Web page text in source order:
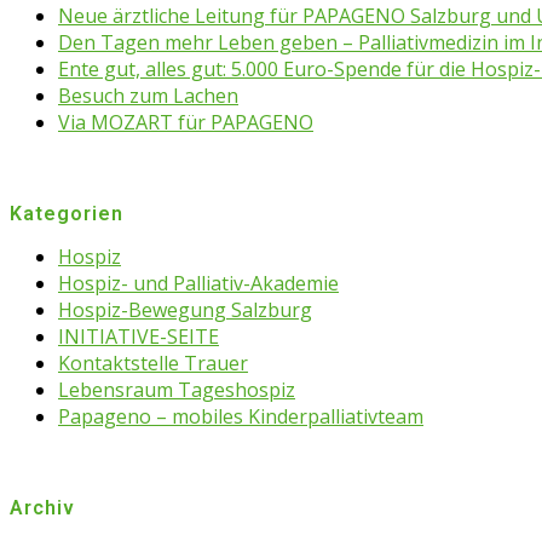
Neue ärztliche Leitung für PAPAGENO Salzburg und
Den Tagen mehr Leben geben – Palliativmedizin im
Ente gut, alles gut: 5.000 Euro-Spende für die
Besuch zum Lachen
Via MOZART für PAPAGENO
Kategorien
Hospiz
Hospiz- und Palliativ-Akademie
Hospiz-Bewegung Salzburg
INITIATIVE-SEITE
Kontaktstelle Trauer
Lebensraum Tageshospiz
Papageno – mobiles Kinderpalliativteam
Archiv